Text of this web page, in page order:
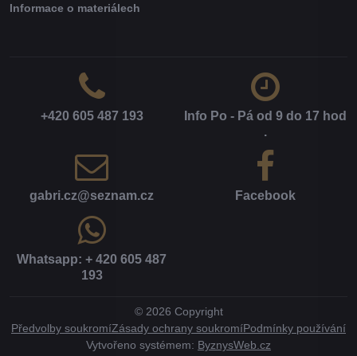
Informace o materiálech
+420 605 487 193
Info Po - Pá od 9 do 17 hod​
.
gabri​.cz​@seznam​.cz Facebook
Whatsapp: + 420 605 487
193
© 2026 Copyright
Předvolby soukromíZásady ochrany soukromíPodmínky používání
Vytvořeno systémem: ByznysWeb.cz